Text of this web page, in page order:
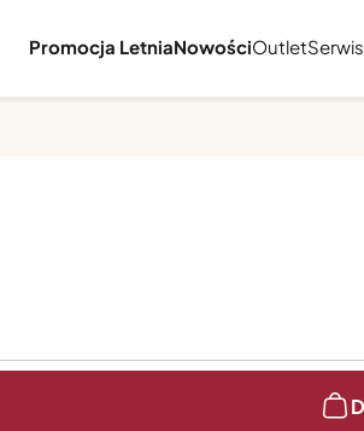
Promocja LetniaNowościOutletSerwis